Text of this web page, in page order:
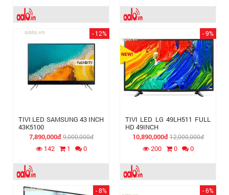
- 12%
TIVI LED SAMSUNG 43 INCH
43K5100
7,890,000đ9,000,000đ
142 1 0
- 9%
TIVI LED LG 49LH511 FULL
HD 49INCH
10,890,000đ12,000,000đ
200 0 0
- 8% - 6%